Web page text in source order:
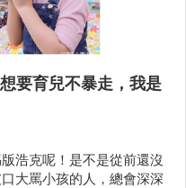
要育兒不暴走，我是
浩克呢！是不是從前還沒
大罵小孩的人，總會深深